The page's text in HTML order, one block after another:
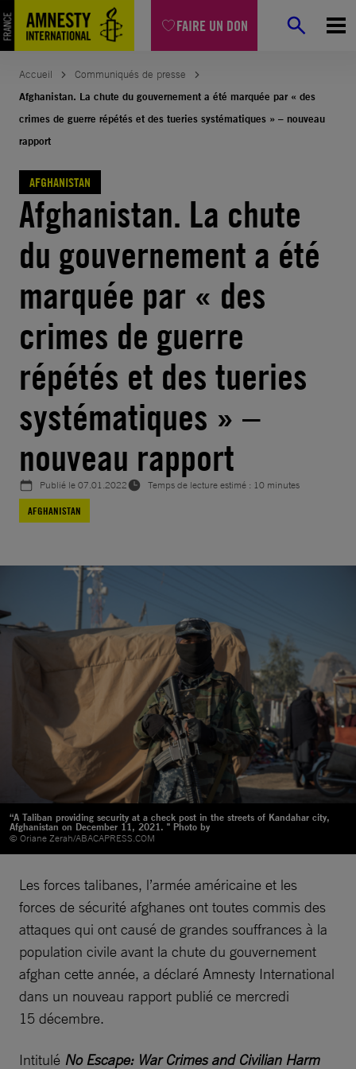
FAIRE UN DON
Aller
au
contenu
Accueil
Communiqués de presse
Afghanistan. La chute du gouvernement a été marquée par « des
crimes de guerre répétés et des tueries systématiques » – nouveau
rapport
AFGHANISTAN
Afghanistan. La chute
du gouvernement a été
marquée par « des
crimes de guerre
répétés et des tueries
systématiques » –
nouveau rapport
Publié le07.01.2022
Temps de lecture estimé : 10 minutes
AFGHANISTAN
“A Taliban providing security at a check post in the streets of Kandahar city,
Afghanistan on December 11, 2021. " Photo by
© Oriane Zerah/ABACAPRESS.COM
Les forces talibanes, l’armée américaine et les
forces de sécurité afghanes ont toutes commis des
attaques qui ont causé de grandes souffrances à la
population civile avant la chute du gouvernement
afghan cette année, a déclaré Amnesty International
dans un nouveau rapport publié ce mercredi
15 décembre.
Intitulé No Escape: War Crimes and Civilian Harm